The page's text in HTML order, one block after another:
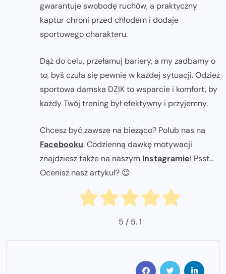
gwarantuje swobodę ruchów, a praktyczny
kaptur chroni przed chłodem i dodaje
sportowego charakteru.
Dąż do celu, przełamuj bariery, a my zadbamy o
to, byś czuła się pewnie w każdej sytuacji. Odzież
sportowa damska DZIK to wsparcie i komfort, by
każdy Twój trening był efektywny i przyjemny.
Chcesz być zawsze na bieżąco? Polub nas na
Facebooku. Codzienną dawkę motywacji
znajdziesz także na naszym Instagramie! Psst...
Ocenisz nasz artykuł? 😉
5 / 5.1